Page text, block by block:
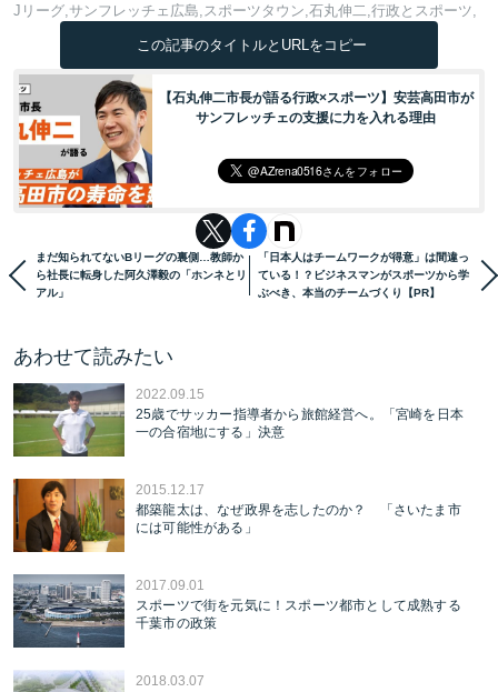
Jリーグ サンフレッチェ広島 スポーツタウン 石丸伸二 行政とスポーツ
この記事のタイトルとURLをコピー
【石丸伸二市長が語る行政×スポーツ】安芸高田市が
サンフレッチェの支援に力を入れる理由
まだ知られてないBリーグの裏側…教師か
ら社長に転身した阿久澤毅の「ホンネとリ
アル」
「日本人はチームワークが得意」は間違っ
ている！？ビジネスマンがスポーツから学
ぶべき、本当のチームづくり【PR】
あわせて読みたい
2022.09.15
25歳でサッカー指導者から旅館経営へ。「宮崎を日本
一の合宿地にする」決意
2015.12.17
都築龍太は、なぜ政界を志したのか？ 「さいたま市
には可能性がある」
2017.09.01
スポーツで街を元気に！スポーツ都市として成熟する
千葉市の政策
2018.03.07